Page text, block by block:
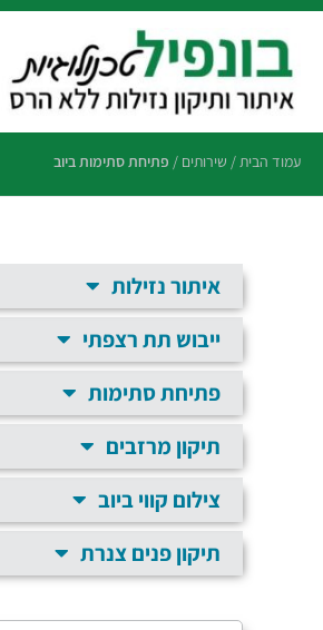
עמוד הבית/ שירותים / פתיחת סתימות ביוב
איתור נזילות
ייבוש תת רצפתי
פתיחת סתימות
תיקון מרזבים
צילום קווי ביוב
תיקון פנים צנרת